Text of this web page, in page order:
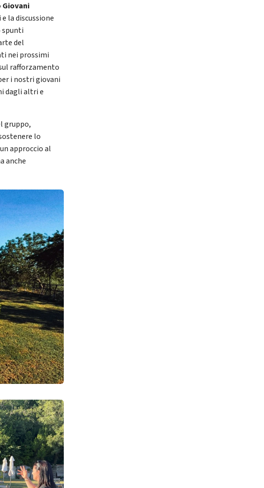
Giovani
la discussione
spunti
del
nei prossimi
rafforzamento
i nostri giovani
dagli altri e
gruppo,
lo
approccio al
anche